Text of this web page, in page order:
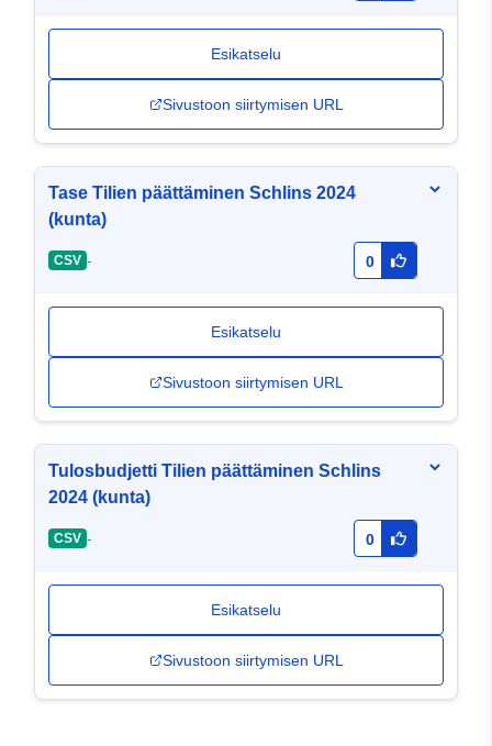
Esikatselu
Sivustoon siirtymisen URL
Tase Tilien päättäminen Schlins 2024
(kunta)
CSV - 0
Esikatselu
Sivustoon siirtymisen URL
Tulosbudjetti Tilien päättäminen Schlins
2024 (kunta)
CSV - 0
Esikatselu
Sivustoon siirtymisen URL